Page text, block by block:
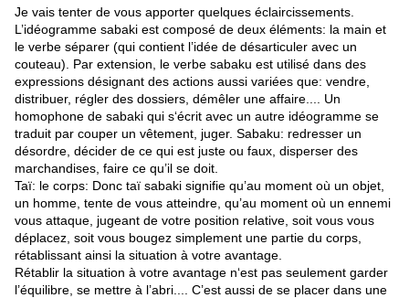
Je vais tenter de vous apporter quelques éclaircissements.
L’idéogramme sabaki est composé de deux éléments: la main et
le verbe séparer (qui contient l’idée de désarticuler avec un
couteau). Par extension, le verbe sabaku est utilisé dans des
expressions désignant des actions aussi variées que: vendre,
distribuer, régler des dossiers, démêler une affaire.... Un
homophone de sabaki qui s‘écrit avec un autre idéogramme se
traduit par couper un vêtement, juger. Sabaku: redresser un
désordre, décider de ce qui est juste ou faux, disperser des
marchandises, faire ce qu’il se doit.
Taï: le corps: Donc taï sabaki signifie qu’au moment où un objet,
un homme, tente de vous atteindre, qu’au moment où un ennemi
vous attaque, jugeant de votre position relative, soit vous vous
déplacez, soit vous bougez simplement une partie du corps,
rétablissant ainsi la situation à votre avantage.
Rétablir la situation à votre avantage n‘est pas seulement garder
l’équilibre, se mettre à l’abri.... C’est aussi de se placer dans une